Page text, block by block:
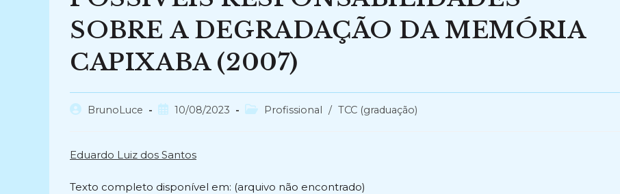
SOBRE A DEGRADAÇÃO DA MEMÓRIA
CAPIXABA (2007)
AutorBrunoLuce
Post10/08/2023
Categoria
Profissional / TCC (graduação)
Eduardo Luiz dos Santos
Texto completo disponível em: (arquivo não encontrado)